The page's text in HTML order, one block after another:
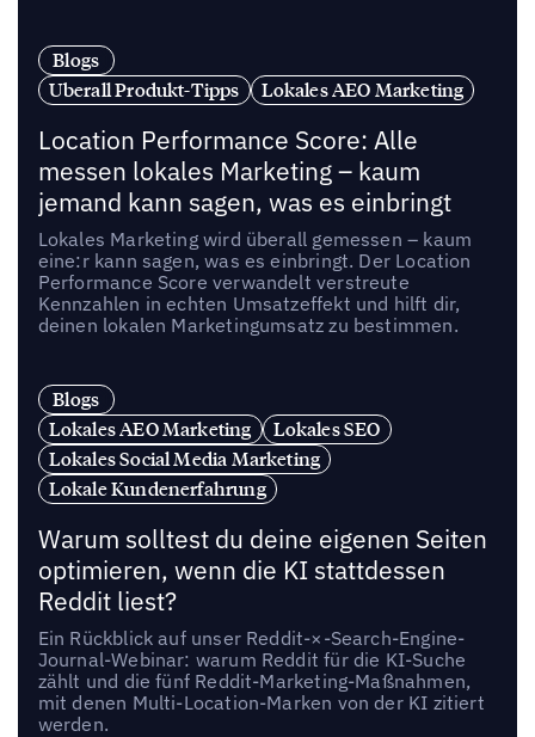
Blogs
Uberall Produkt-Tipps
Lokales AEO Marketing
Location Performance Score: Alle
messen lokales Marketing – kaum
jemand kann sagen, was es einbringt
Lokales Marketing wird überall gemessen – kaum
eine:r kann sagen, was es einbringt. Der Location
Performance Score verwandelt verstreute
Kennzahlen in echten Umsatzeffekt und hilft dir,
deinen lokalen Marketingumsatz zu bestimmen.
Blogs
Lokales AEO Marketing
Lokales SEO
Lokales Social Media Marketing
Lokale Kundenerfahrung
Warum solltest du deine eigenen Seiten
optimieren, wenn die KI stattdessen
Reddit liest?
Ein Rückblick auf unser Reddit-×-Search-Engine-
Journal-Webinar: warum Reddit für die KI-Suche
zählt und die fünf Reddit-Marketing-Maßnahmen,
mit denen Multi-Location-Marken von der KI zitiert
werden.